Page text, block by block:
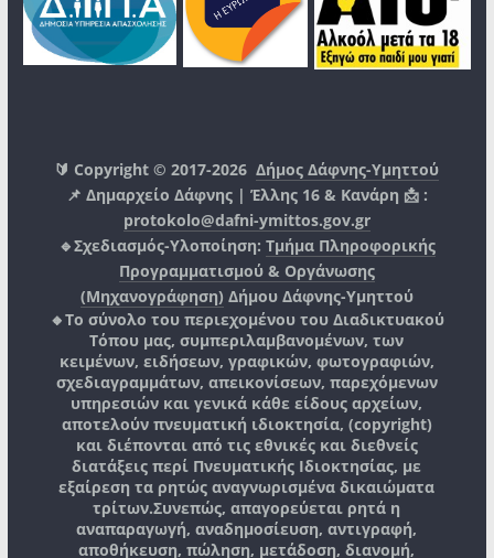
🔰 Copyright © 2017-2026Δήμος Δάφνης-Υμηττού
📌 Δημαρχείο Δάφνης | Έλλης 16 & Κανάρη 📩 :
protokolo@dafni-ymittos.gov.gr
🔹Σχεδιασμός-Υλοποίηση: Τμήμα Πληροφορικής
Προγραμματισμού & Οργάνωσης
(Μηχανογράφηση) Δήμου Δάφνης-Υμηττού
🔸Το σύνολο του περιεχομένου του Διαδικτυακού
Τόπου μας, συμπεριλαμβανομένων, των
κειμένων, ειδήσεων, γραφικών, φωτογραφιών,
σχεδιαγραμμάτων, απεικονίσεων, παρεχόμενων
υπηρεσιών και γενικά κάθε είδους αρχείων,
αποτελούν πνευματική ιδιοκτησία, (copyright)
και διέπονται από τις εθνικές και διεθνείς
διατάξεις περί Πνευματικής Ιδιοκτησίας, με
εξαίρεση τα ρητώς αναγνωρισμένα δικαιώματα
τρίτων.Συνεπώς, απαγορεύεται ρητά η
αναπαραγωγή, αναδημοσίευση, αντιγραφή,
αποθήκευση, πώληση, μετάδοση, διανομή,